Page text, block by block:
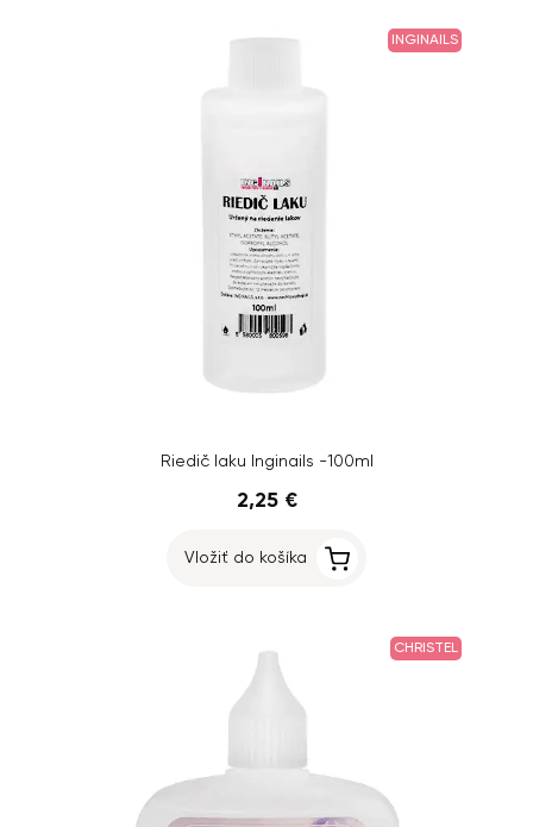
INGINAILS
Riedič laku Inginails -100ml
2,25 €
Vložiť do košíka
CHRISTEL